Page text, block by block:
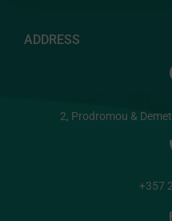
ADDRESS
2, Prodromou &
+357